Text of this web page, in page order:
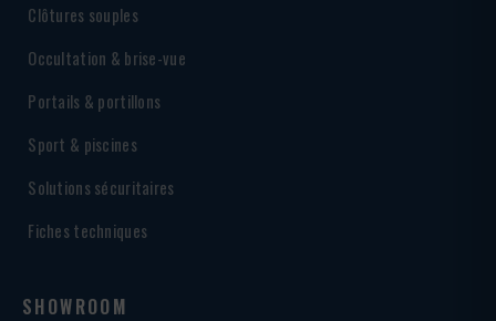
Clôtures souples
Occultation & brise-vue
Portails & portillons
Sport & piscines
Solutions sécuritaires
Fiches techniques
SHOWROOM